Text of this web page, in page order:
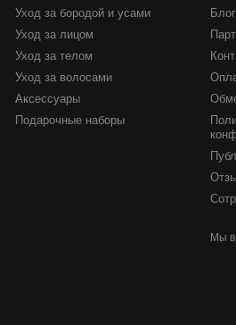
Уход за бородой и усами
Уход за лицом
Уход за телом
Уход за волосами
Аксессуары
Подарочные наборы
Блог
Мы в